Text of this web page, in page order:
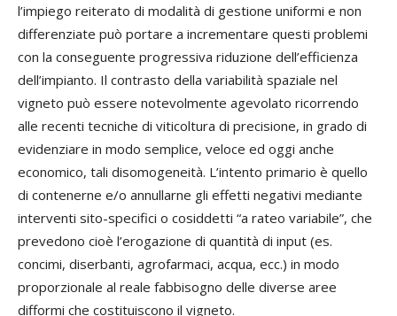
l’impiego reiterato di modalità di gestione uniformi e non
differenziate può portare a incrementare questi problemi
con la conseguente progressiva riduzione dell’efficienza
dell’impianto. Il contrasto della variabilità spaziale nel
vigneto può essere notevolmente agevolato ricorrendo
alle recenti tecniche di viticoltura di precisione, in grado di
evidenziare in modo semplice, veloce ed oggi anche
economico, tali disomogeneità. L’intento primario è quello
di contenerne e/o annullarne gli effetti negativi mediante
interventi sito-specifici o cosiddetti “a rateo variabile”, che
prevedono cioè l’erogazione di quantità di input (es.
concimi, diserbanti, agrofarmaci, acqua, ecc.) in modo
proporzionale al reale fabbisogno delle diverse aree
difformi che costituiscono il vigneto.